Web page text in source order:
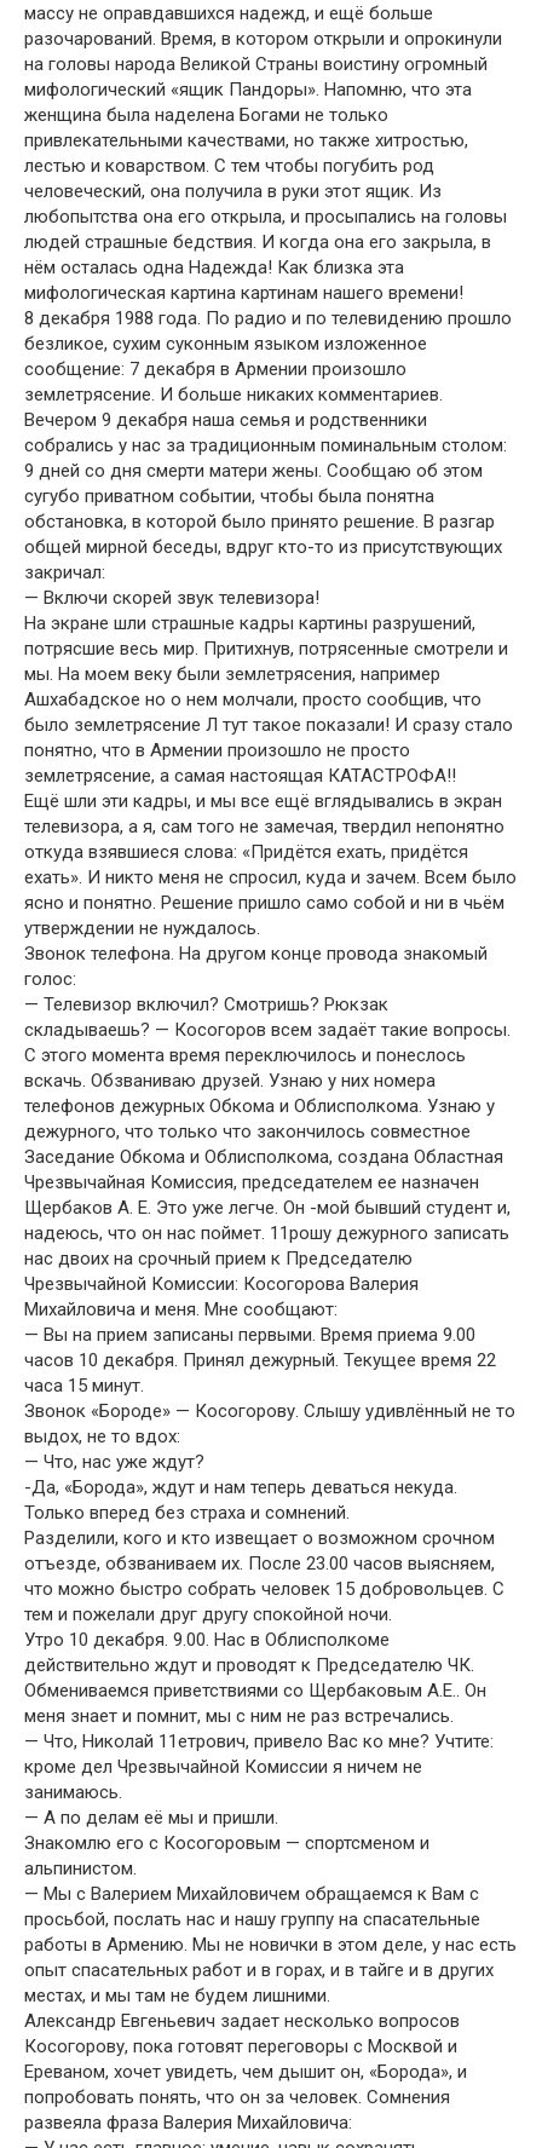
массу не оправдавшихся надежд, и ещё больше
разочарований. Время, в котором открыли и опрокинули
на головы народа Великой Страны воистину огромный
мифологический «ящик Пандоры». Напомню, что эта
женщина была наделена Богами не только
привлекательными качествами, но также хитростью,
лестью и коварством. С тем чтобы погубить род
человеческий, она получила в руки этот ящик. Из
любопытства она его открыла, и просыпались на головы
людей страшные бедствия. И когда она его закрыла, в
нём осталась одна Надежда! Как близка эта
мифологическая картина картинам нашего времени!
8 декабря 1988 года. По радио и по телевидению прошло
безликое, сухим суконным языком изложенное
сообщение: 7 декабря в Армении произошло
землетрясение. И больше никаких комментариев.
Вечером 9 декабря наша семья и родственники
собрались у нас за традиционным поминальным столом:
9 дней со дня смерти матери жены. Сообщаю об этом
сугубо приватном событии, чтобы была понятна
обстановка, в которой было принято решение. В разгар
общей мирной беседы, вдруг кто-то из присутствующих
закричал:
— Включи скорей звук телевизора!
На экране шли страшные кадры картины разрушений,
потрясшие весь мир. Притихнув, потрясенные смотрели и
мы. На моем веку были землетрясения, например
Ашхабадское но о нем молчали, просто сообщив, что
было землетрясение Л тут такое показали! И сразу стало
понятно, что в Армении произошло не просто
землетрясение, а самая настоящая КАТАСТРОФА!!
Ещё шли эти кадры, и мы все ещё вглядывались в экран
телевизора, а я, сам того не замечая, твердил непонятно
откуда взявшиеся слова: «Придётся ехать, придётся
ехать». И никто меня не спросил, куда и зачем. Всем было
ясно и понятно. Решение пришло само собой и ни в чьём
утверждении не нуждалось.
Звонок телефона. На другом конце провода знакомый
голос:
— Телевизор включил? Смотришь? Рюкзак
складываешь? — Косогоров всем задаёт такие вопросы.
С этого момента время переключилось и понеслось
вскачь. Обзваниваю друзей. Узнаю у них номера
телефонов дежурных Обкома и Облисполкома. Узнаю у
дежурного, что только что закончилось совместное
Заседание Обкома и Облисполкома, создана Областная
Чрезвычайная Комиссия, председателем ее назначен
Щербаков А. Е. Это уже легче. Он -мой бывший студент и,
надеюсь, что он нас поймет. 11рошу дежурного записать
нас двоих на срочный прием к Председателю
Чрезвычайной Комиссии: Косогорова Валерия
Михайловича и меня. Мне сообщают:
— Вы на прием записаны первыми. Время приема 9.00
часов 10 декабря. Принял дежурный. Текущее время 22
часа 15 минут.
Звонок «Бороде» — Косогорову. Слышу удивлённый не то
выдох, не то вдох:
— Что, нас уже ждут?
-Да, «Борода», ждут и нам теперь деваться некуда.
Только вперед без страха и сомнений.
Разделили, кого и кто извещает о возможном срочном
отъезде, обзваниваем их. После 23.00 часов выясняем,
что можно быстро собрать человек 15 добровольцев. С
тем и пожелали друг другу спокойной ночи.
Утро 10 декабря. 9.00. Нас в Облисполкоме
действительно ждут и проводят к Председателю ЧК.
Обмениваемся приветствиями со Щербаковым А.Е.. Он
меня знает и помнит, мы с ним не раз встречались.
— Что, Николай 11етрович, привело Вас ко мне? Учтите:
кроме дел Чрезвычайной Комиссии я ничем не
занимаюсь.
— А по делам её мы и пришли.
Знакомлю его с Косогоровым — спортсменом и
альпинистом.
— Мы с Валерием Михайловичем обращаемся к Вам с
просьбой, послать нас и нашу группу на спасательные
работы в Армению. Мы не новички в этом деле, у нас есть
опыт спасательных работ и в горах, и в тайге и в других
местах, и мы там не будем лишними.
Александр Евгеньевич задает несколько вопросов
Косогорову, пока готовят переговоры с Москвой и
Ереваном, хочет увидеть, чем дышит он, «Борода», и
попробовать понять, что он за человек. Сомнения
развеяла фраза Валерия Михайловича: